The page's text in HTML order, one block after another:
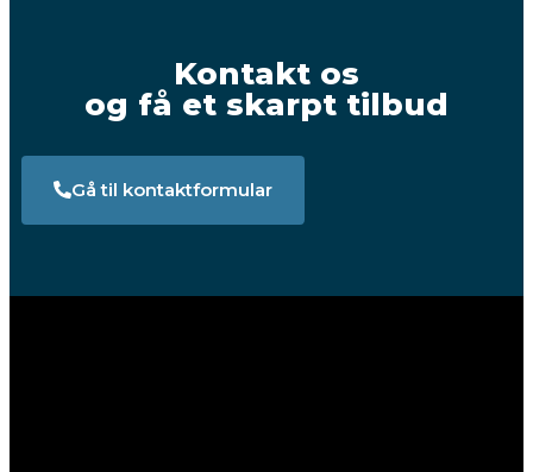
Kontakt os
og få et skarpt tilbud
Gå til kontaktformular